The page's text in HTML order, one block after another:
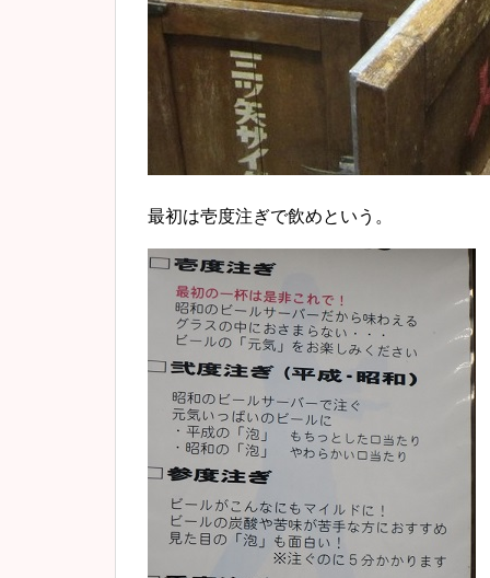
最初は壱度注ぎで飲めという。